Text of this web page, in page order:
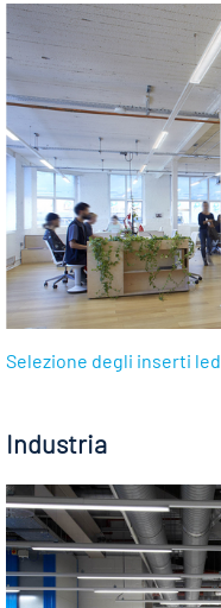
Selezione degli inserti led
Industria